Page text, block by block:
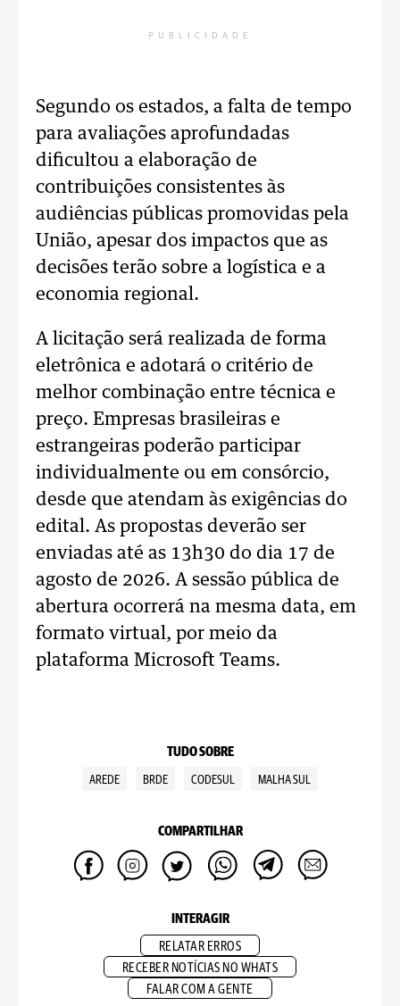
PUBLICIDADE
Segundo os estados, a falta de tempo
para avaliações aprofundadas
dificultou a elaboração de
contribuições consistentes às
audiências públicas promovidas pela
União, apesar dos impactos que as
decisões terão sobre a logística e a
economia regional.
A licitação será realizada de forma
eletrônica e adotará o critério de
melhor combinação entre técnica e
preço. Empresas brasileiras e
estrangeiras poderão participar
individualmente ou em consórcio,
desde que atendam às exigências do
edital. As propostas deverão ser
enviadas até as 13h30 do dia 17 de
agosto de 2026. A sessão pública de
abertura ocorrerá na mesma data, em
formato virtual, por meio da
plataforma Microsoft Teams.
TUDO SOBRE
AREDE BRDE CODESUL MALHA SUL
COMPARTILHAR
INTERAGIR
RELATAR ERROS
RECEBER NOTÍCIAS NO WHATS
FALAR COM A GENTE